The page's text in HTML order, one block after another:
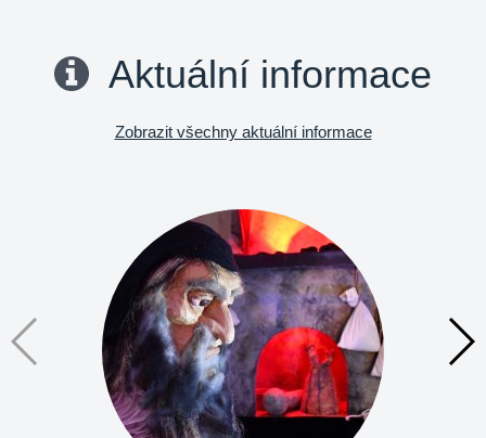
Aktuální informace
Zobrazit všechny aktuální informace